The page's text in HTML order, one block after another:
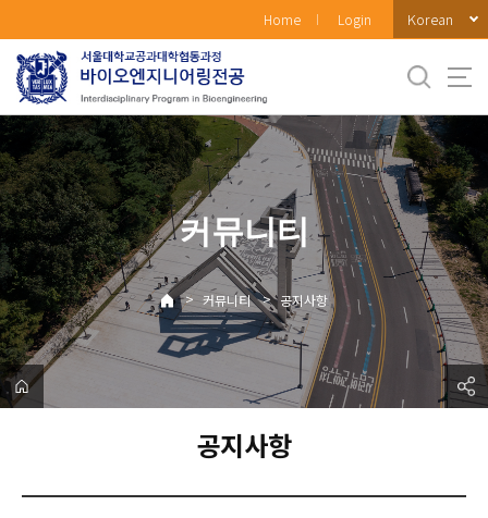
로
메
뉴
Home Login Korean
커뮤니티
> 커뮤니티 > 공지사항
공지사항